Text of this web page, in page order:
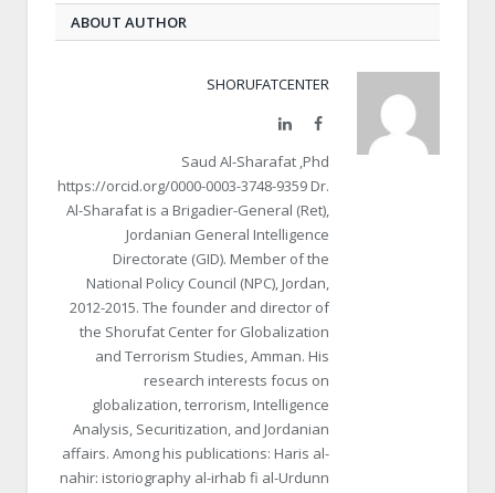
ABOUT AUTHOR
SHORUFATCENTER
Facebook
LinkedIn
Saud Al-Sharafat ,Phd
https://orcid.org/0000-0003-3748-9359 Dr.
Al-Sharafat is a Brigadier-General (Ret),
Jordanian General Intelligence
Directorate (GID). Member of the
National Policy Council (NPC), Jordan,
2012-2015. The founder and director of
the Shorufat Center for Globalization
and Terrorism Studies, Amman. His
research interests focus on
globalization, terrorism, Intelligence
Analysis, Securitization, and Jordanian
affairs. Among his publications: Haris al-
nahir: istoriography al-irhab fi al-Urdunn